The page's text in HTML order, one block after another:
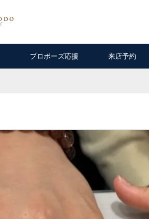
プロポーズ応援 来店予約